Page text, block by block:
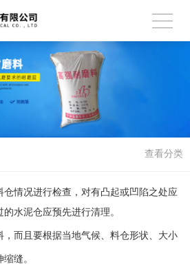
查看分类
仓情况进行检查，对有凸起或凹陷之处应
水泥仓应预先进行清理。
，而且要根据当地气候、料仓形状、大小
缝。